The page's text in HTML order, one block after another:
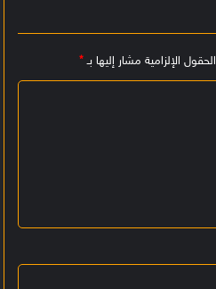
الحقول الإلزامية مشار إليها بـ*